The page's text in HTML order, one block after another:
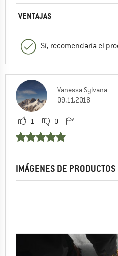
VENTAJAS
Sí, recomendaría el
Vanessa Sylvana
09.11.2018
1 0
IMÁGENES DE PRODUCTOS